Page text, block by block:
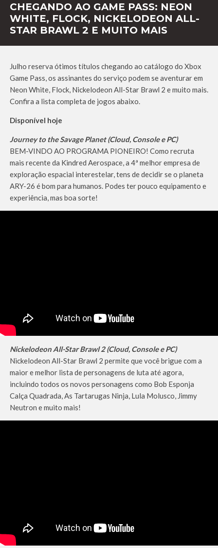
CHEGANDO AO GAME PASS: NEON
WHITE, FLOCK, NICKELODEON ALL-
STAR BRAWL 2 E MUITO MAIS
Julho reserva ótimos títulos chegando ao catálogo do Xbox
Game Pass, os assinantes do serviço podem se aventurar em
Neon White, Flock, Nickelodeon All-Star Brawl 2 e muito mais.
Confira a lista completa de jogos abaixo.
Disponível hoje
Journey to the Savage Planet (Cloud, Console e PC)
BEM-VINDO AO PROGRAMA PIONEIRO! Como recruta
mais recente da Kindred Aerospace, a 4ª melhor empresa de
exploração espacial interestelar, tens de decidir se o planeta
ARY-26 é bom para humanos. Podes ter pouco equipamento e
experiência, mas boa sorte!
Nickelodeon All-Star Brawl 2 (Cloud, Console e PC)
Nickelodeon All-Star Brawl 2 permite que você brigue com a
maior e melhor lista de personagens de luta até agora,
incluindo todos os novos personagens como Bob Esponja
Calça Quadrada, As Tartarugas Ninja, Lula Molusco, Jimmy
Neutron e muito mais!